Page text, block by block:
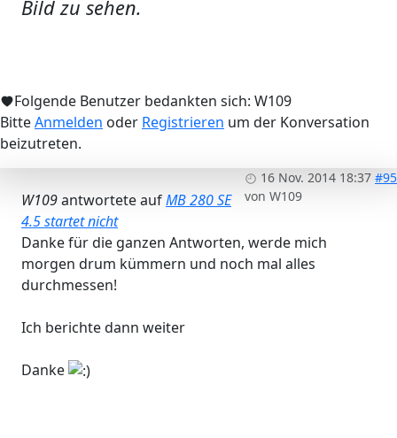
Bild zu sehen.
Folgende Benutzer bedankten sich: W109
BitteAnmelden oder Registrieren um der Konversation
beizutreten.
16 Nov. 2014 18:37 #95
von W109
W109antwortete aufMB 280 SE
4.5 startet nicht
Danke für die ganzen Antworten, werde mich
morgen drum kümmern und noch mal alles
durchmessen!
Ich berichte dann weiter
Danke